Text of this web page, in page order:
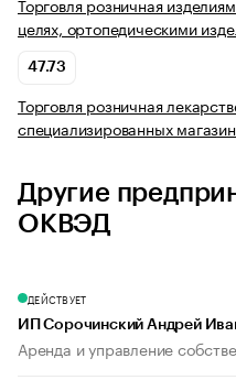
Торговля розничная
целях, ортопедическими
47.73
Торговля розничная
специализированных
Другие
ОКВЭД
ДЕЙСТВУЕТ
ИП Сорочинский Андрей
Аренда и управление